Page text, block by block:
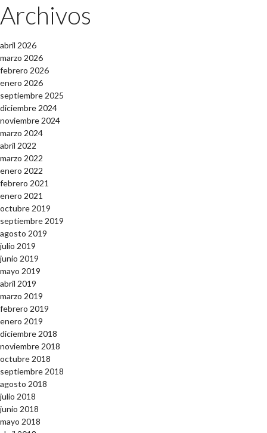
Archivos
abril 2026
marzo 2026
febrero 2026
enero 2026
septiembre 2025
diciembre 2024
noviembre 2024
marzo 2024
abril 2022
marzo 2022
enero 2022
febrero 2021
enero 2021
octubre 2019
septiembre 2019
agosto 2019
julio 2019
junio 2019
mayo 2019
abril 2019
marzo 2019
febrero 2019
enero 2019
diciembre 2018
noviembre 2018
octubre 2018
septiembre 2018
agosto 2018
julio 2018
junio 2018
mayo 2018